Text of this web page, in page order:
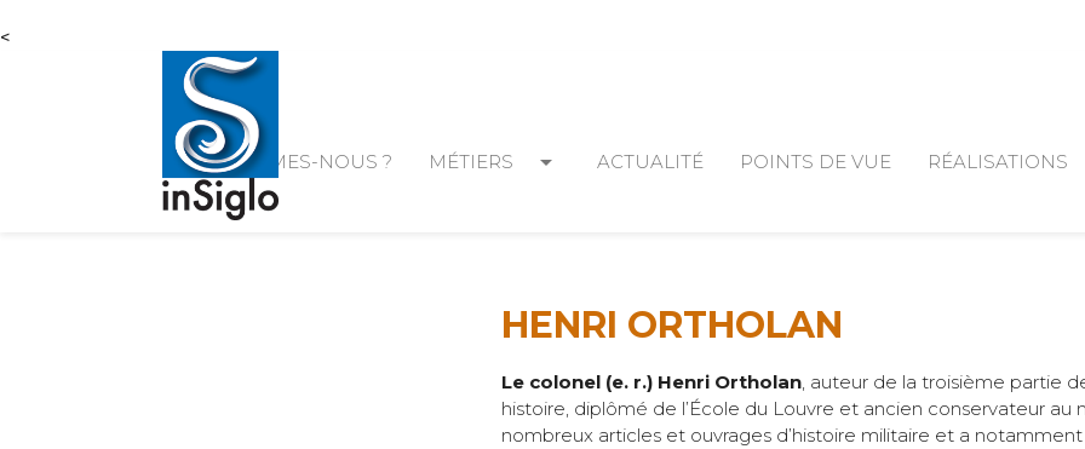
<
QUI SOMMES-NOUS ? MÉTIERS arrow_drop_down ACTUALITÉ POINTS DE VUE RÉALISATIONS
HENRI ORTHOLAN
Le colonel (e. r.) Henri Ortholan, auteur de la troisième partie
histoire, diplômé de l’École du Louvre et ancien conservateur au
nombreux articles et ouvrages d’histoire militaire et a